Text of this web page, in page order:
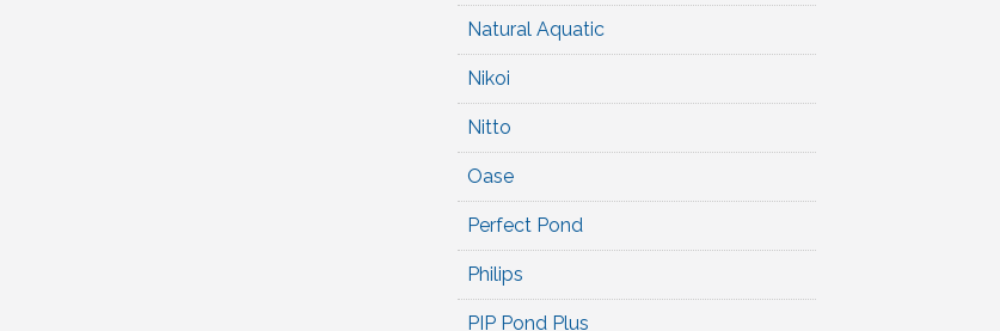
Natural Aquatic
Nikoi
Nitto
Oase
Perfect Pond
Philips
PIP Pond Plus